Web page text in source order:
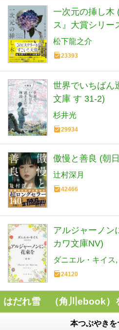
一次元の挿し木
ス』大賞シリー
松下龍之介
23393
世界でいちばん
文庫 す 31-2)
杉井光
29934
傲慢と善良 (朝
辻村深月
42466
アルジャーノン
カワ文庫NV)
ダニエル・キイス
24120
はだれ雪 （角川ebook）
本つぶやきを